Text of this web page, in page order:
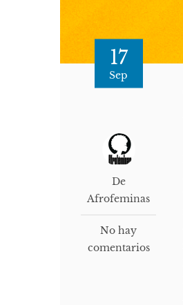
17
Sep
De
Afrofeminas
No hay
comentarios